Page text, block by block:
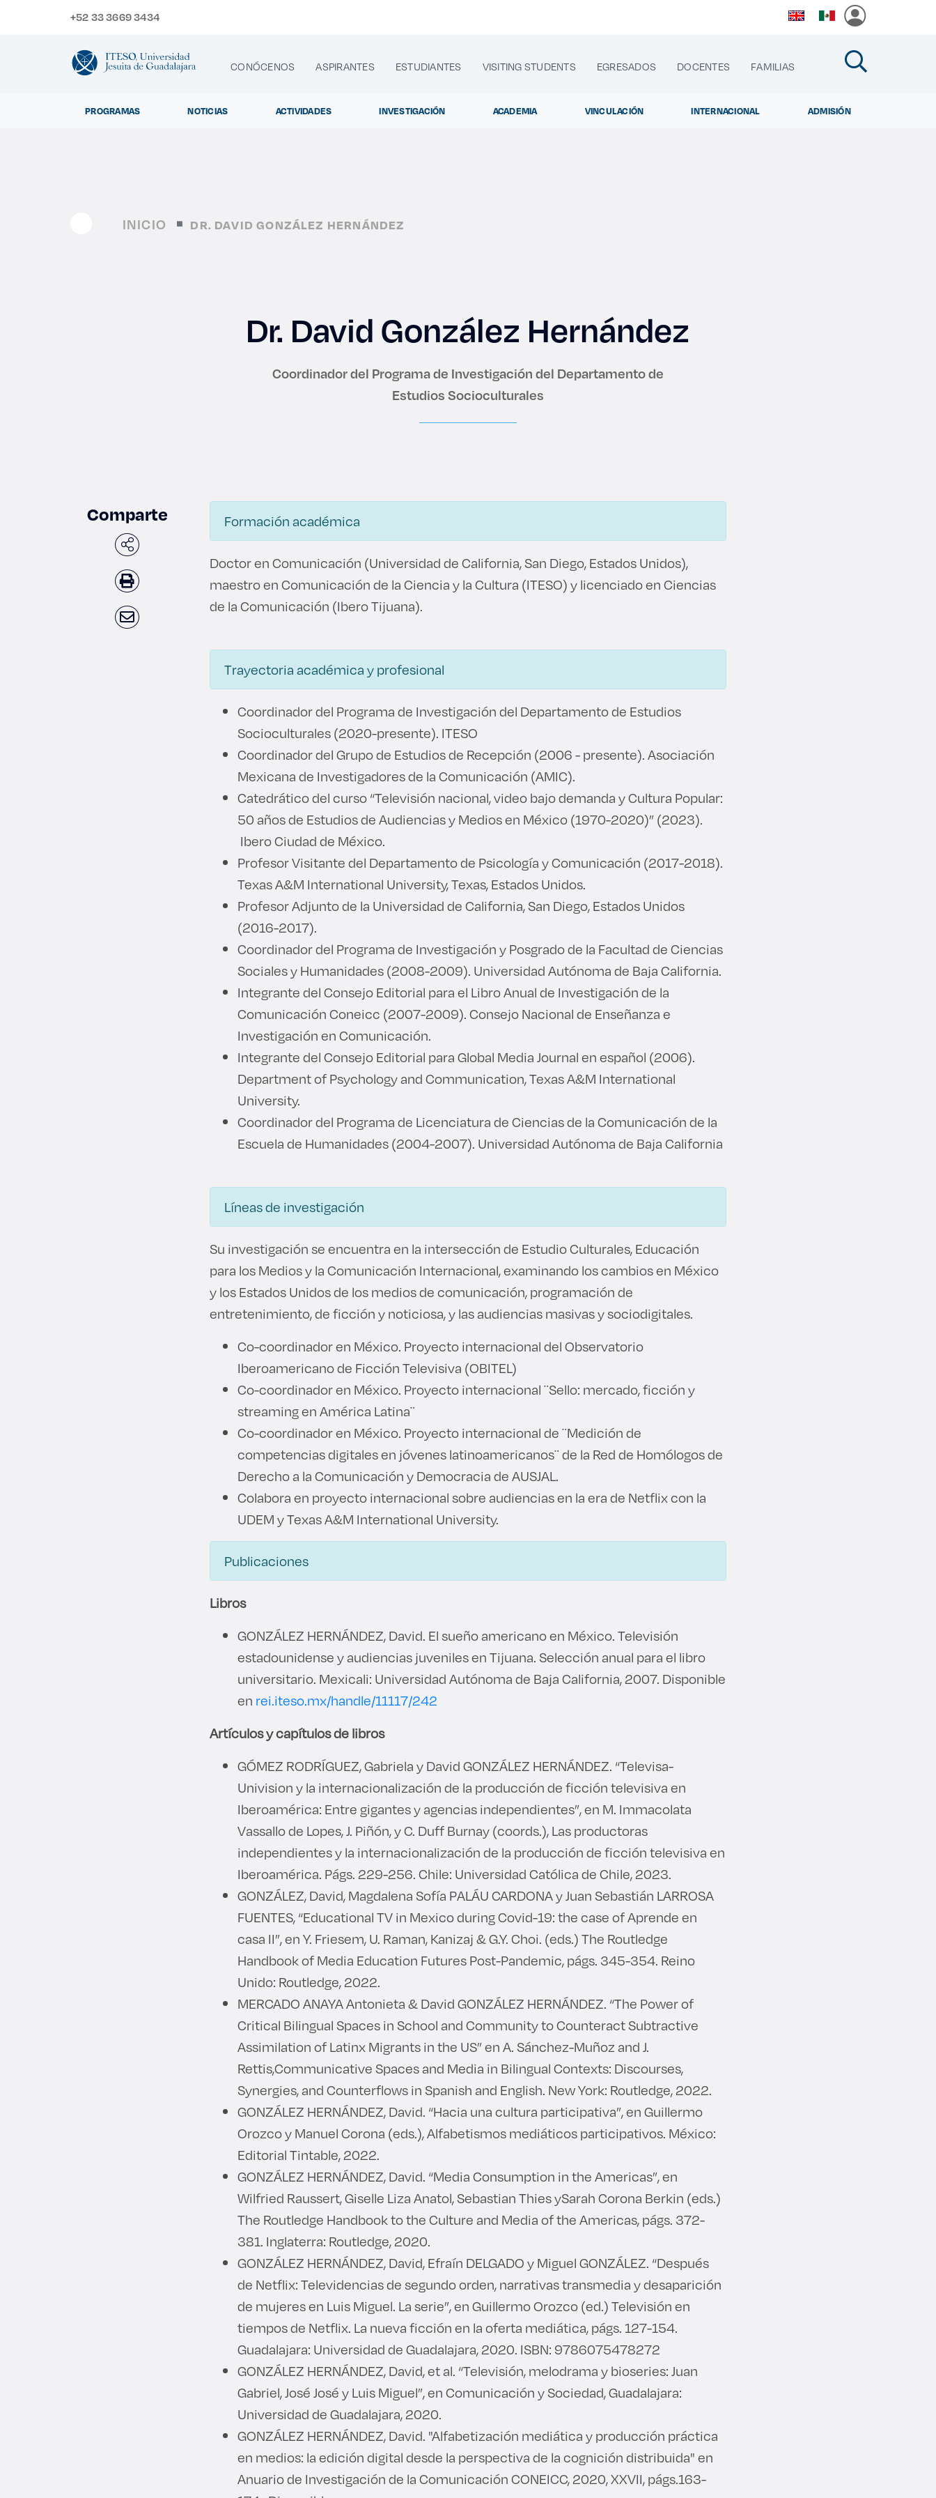
+52 33 3669 3434
CONÓCENOS ASPIRANTES ESTUDIANTES VISITING STUDENTS EGRESADOS DOCENTES FAMILIAS
PROGRAMAS NOTICIAS ACTIVIDADES INVESTIGACIÓN ACADEMIA VINCULACIÓN INTERNACIONAL ADMISIÓN
Enlaces de interés
Derecho
Lo más buscado
Sustentabilidad
INICIO DR. DAVID GONZÁLEZ HERNÁNDEZ
Dr. David González Hernández
Coordinador del Programa de Investigación del Departamento de
Estudios Socioculturales
Comparte Formación académica
Doctor en Comunicación (Universidad de California, San Diego, Estados Unidos),
maestro en Comunicación de la Ciencia y la Cultura (ITESO) y licenciado en Ciencias
de la Comunicación (Ibero Tijuana).
Trayectoria académica y profesional
Coordinador del Programa de Investigación del Departamento de Estudios
Socioculturales (2020-presente). ITESO
Coordinador del Grupo de Estudios de Recepción (2006 - presente). Asociación
Mexicana de Investigadores de la Comunicación (AMIC).
Catedrático del curso “Televisión nacional, video bajo demanda y Cultura Popular:
50 años de Estudios de Audiencias y Medios en México (1970-2020)” (2023).
Ibero Ciudad de México.
Profesor Visitante del Departamento de Psicología y Comunicación (2017-2018).
Texas A&M International University, Texas, Estados Unidos.
Profesor Adjunto de la Universidad de California, San Diego, Estados Unidos
(2016-2017).
Coordinador del Programa de Investigación y Posgrado de la Facultad de Ciencias
Sociales y Humanidades (2008-2009). Universidad Autónoma de Baja California.
Integrante del Consejo Editorial para el Libro Anual de Investigación de la
Comunicación Coneicc (2007-2009). Consejo Nacional de Enseñanza e
Investigación en Comunicación.
Integrante del Consejo Editorial para Global Media Journal en español (2006).
Department of Psychology and Communication, Texas A&M International
University.
Coordinador del Programa de Licenciatura de Ciencias de la Comunicación de la
Escuela de Humanidades (2004-2007). Universidad Autónoma de Baja California
Líneas de investigación
Su investigación se encuentra en la intersección de Estudio Culturales, Educación
para los Medios y la Comunicación Internacional, examinando los cambios en México
y los Estados Unidos de los medios de comunicación, programación de
entretenimiento, de ficción y noticiosa, y las audiencias masivas y sociodigitales.
Co-coordinador en México. Proyecto internacional del Observatorio
Iberoamericano de Ficción Televisiva (OBITEL)
Co-coordinador en México. Proyecto internacional ¨Sello: mercado, ficción y
streaming en América Latina¨
Co-coordinador en México. Proyecto internacional de ¨Medición de
competencias digitales en jóvenes latinoamericanos¨ de la Red de Homólogos de
Derecho a la Comunicación y Democracia de AUSJAL.
Colabora en proyecto internacional sobre audiencias en la era de Netflix con la
UDEM y Texas A&M International University.
Publicaciones
Libros
GONZÁLEZ HERNÁNDEZ, David. El sueño americano en México. Televisión
estadounidense y audiencias juveniles en Tijuana. Selección anual para el libro
universitario. Mexicali: Universidad Autónoma de Baja California, 2007. Disponible
en rei.iteso.mx/handle/11117/242
Artículos y capítulos de libros
GÓMEZ RODRÍGUEZ, Gabriela y David GONZÁLEZ HERNÁNDEZ. “Televisa-
Univision y la internacionalización de la producción de ficción televisiva en
Iberoamérica: Entre gigantes y agencias independientes”, en M. Immacolata
Vassallo de Lopes, J. Piñón, y C. Duff Burnay (coords.), Las productoras
independientes y la internacionalización de la producción de ficción televisiva en
Iberoamérica. Págs. 229-256. Chile: Universidad Católica de Chile, 2023.
GONZÁLEZ, David, Magdalena Sofía PALÁU CARDONA y Juan Sebastián LARROSA
FUENTES, “Educational TV in Mexico during Covid-19: the case of Aprende en
casa II”, en Y. Friesem, U. Raman, Kanizaj & G.Y. Choi. (eds.) The Routledge
Handbook of Media Education Futures Post-Pandemic, págs. 345-354. Reino
Unido: Routledge, 2022.
MERCADO ANAYA Antonieta & David GONZÁLEZ HERNÁNDEZ. “The Power of
Critical Bilingual Spaces in School and Community to Counteract Subtractive
Assimilation of Latinx Migrants in the US” en A. Sánchez-Muñoz and J.
Rettis,Communicative Spaces and Media in Bilingual Contexts: Discourses,
Synergies, and Counterflows in Spanish and English. New York: Routledge, 2022.
GONZÁLEZ HERNÁNDEZ, David. “Hacia una cultura participativa”, en Guillermo
Orozco y Manuel Corona (eds.), Alfabetismos mediáticos participativos. México:
Editorial Tintable, 2022.
GONZÁLEZ HERNÁNDEZ, David. “Media Consumption in the Americas”, en
Wilfried Raussert, Giselle Liza Anatol, Sebastian Thies ySarah Corona Berkin (eds.)
The Routledge Handbook to the Culture and Media of the Americas, págs. 372-
381. Inglaterra: Routledge, 2020.
GONZÁLEZ HERNÁNDEZ, David, Efraín DELGADO y Miguel GONZÁLEZ. “Después
de Netflix: Televidencias de segundo orden, narrativas transmedia y desaparición
de mujeres en Luis Miguel. La serie”, en Guillermo Orozco (ed.) Televisión en
tiempos de Netflix. La nueva ficción en la oferta mediática, págs. 127-154.
Guadalajara: Universidad de Guadalajara, 2020. ISBN: 9786075478272
GONZÁLEZ HERNÁNDEZ, David, et al. “Televisión, melodrama y bioseries: Juan
Gabriel, José José y Luis Miguel”, en Comunicación y Sociedad, Guadalajara:
Universidad de Guadalajara, 2020.
GONZÁLEZ HERNÁNDEZ, David. "Alfabetización mediática y producción práctica
en medios: la edición digital desde la perspectiva de la cognición distribuida" en
Anuario de Investigación de la Comunicación CONEICC, 2020, XXVII, págs.163-